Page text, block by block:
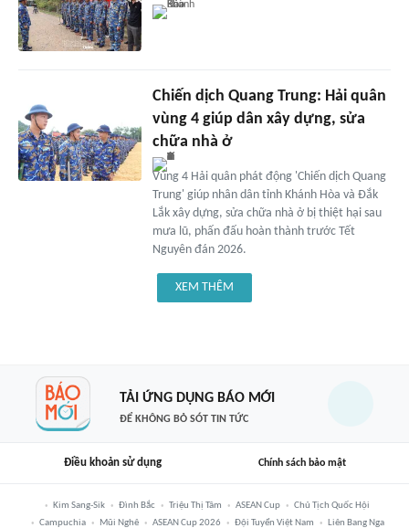
Chiến dịch Quang Trung: Hải quân
vùng 4 giúp dân xây dựng, sửa
chữa nhà ở
Vùng 4 Hải quân phát động 'Chiến dịch Quang
Trung' giúp nhân dân tỉnh Khánh Hòa và Đắk
Lắk xây dựng, sửa chữa nhà ở bị thiệt hại sau
mưa lũ, phấn đấu hoàn thành trước Tết
Nguyên đán 2026.
XEM THÊM
TẢI ỨNG DỤNG BÁO MỚI
ĐỂ KHÔNG BỎ SÓT TIN TỨC
Điều khoản sử dụng Chính sách bảo mật
Kim Sang-Sik Đình Bắc Triệu Thị Tâm ASEAN Cup
Chủ Tịch Quốc Hội
Campuchia
Mũi Nghê ASEAN Cup 2026 Đội Tuyển Việt Nam Liên Bang Nga